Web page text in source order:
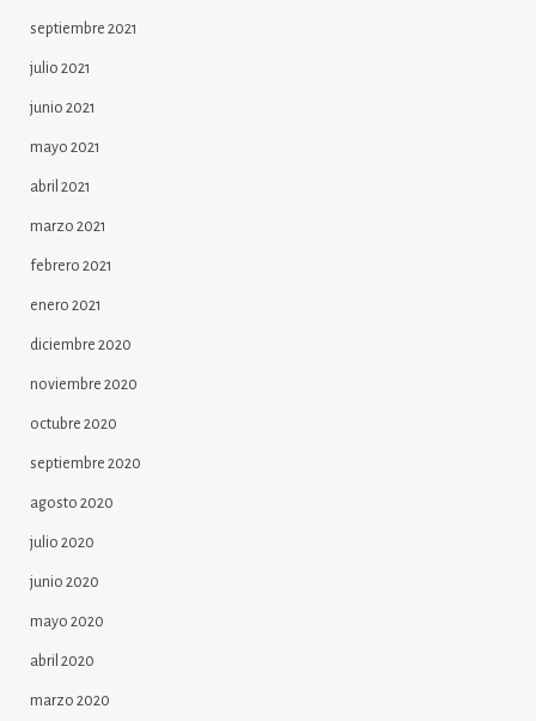
septiembre 2021
julio 2021
junio 2021
mayo 2021
abril 2021
marzo 2021
febrero 2021
enero 2021
diciembre 2020
noviembre 2020
octubre 2020
septiembre 2020
agosto 2020
julio 2020
junio 2020
mayo 2020
abril 2020
marzo 2020